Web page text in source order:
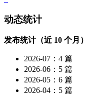
动态统计
发布统计（近 10 个月）
2026-07：4 篇
2026-06：5 篇
2026-05：6 篇
2026-04：5 篇